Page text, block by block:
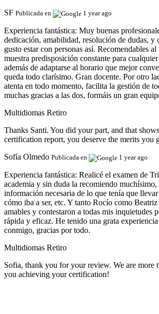
SF Publicada en 1 year ago
Experiencia fantástica: Muy buenas
dedicación, amabilidad, resolución de dudas, y
gusto estar con personas así. Recomendables
muestra predisposición constante para
además de adaptarse al horario que mejor
queda todo clarísimo. Gran docente. Por otro
atenta en todo momento, facilita la gestión de
muchas gracias a las dos, formáis un gran
Multidiomas Retiro
Thanks Santi. You did your part, and that
certification report, you deserve the merits you
Sofía Olmedo Publicada en 1 year ago
Experiencia fantástica: Realicé el examen de
academia y sin duda la recomiendo
información necesaria de lo que tenía que
cómo iba a ser, etc. Y tanto Rocío como
amables y contestaron a todas mis inquietudes
rápida y eficaz. He tenido una grata
conmigo, gracias por todo.
Multidiomas Retiro
Sofia, thank you for your review. We are more
you achieving your certification!